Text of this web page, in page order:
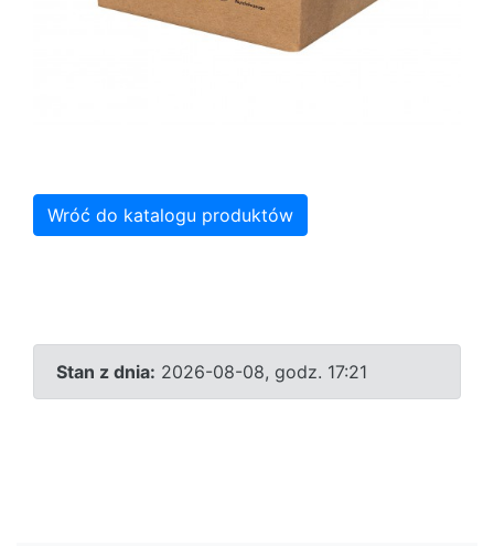
Wróć do katalogu produktów
Stan z dnia: 2026-08-08, godz. 17:21